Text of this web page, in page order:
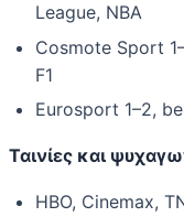
League, NBA
Cosmote Sport
F1
Eurosport 1–2,
Ταινίες και
HBO, Cinemax,